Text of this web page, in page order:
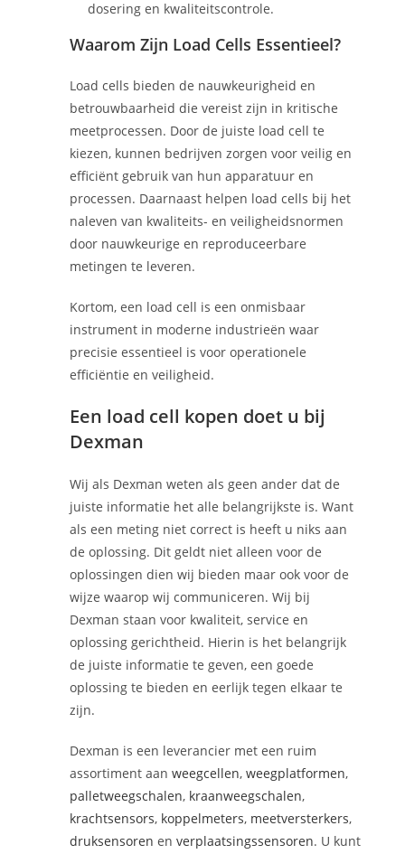
dosering en kwaliteitscontrole.
Waarom Zijn Load Cells Essentieel?
Load cells bieden de nauwkeurigheid en
betrouwbaarheid die vereist zijn in kritische
meetprocessen. Door de juiste load cell te
kiezen, kunnen bedrijven zorgen voor veilig en
efficiënt gebruik van hun apparatuur en
processen. Daarnaast helpen load cells bij het
naleven van kwaliteits- en veiligheidsnormen
door nauwkeurige en reproduceerbare
metingen te leveren.
Kortom, een load cell is een onmisbaar
instrument in moderne industrieën waar
precisie essentieel is voor operationele
efficiëntie en veiligheid.
Een load cell kopen doet u bij
Dexman
Wij als Dexman weten als geen ander dat de
juiste informatie het alle belangrijkste is. Want
als een meting niet correct is heeft u niks aan
de oplossing. Dit geldt niet alleen voor de
oplossingen dien wij bieden maar ook voor de
wijze waarop wij communiceren. Wij bij
Dexman staan voor kwaliteit, service en
oplossing gerichtheid. Hierin is het belangrijk
de juiste informatie te geven, een goede
oplossing te bieden en eerlijk tegen elkaar te
zijn.
Dexman is een leverancier met een ruim
assortiment aanweegcellen,weegplatformen,
palletweegschalen, kraanweegschalen,
krachtsensors, koppelmeters, meetversterkers,
druksensoren enverplaatsingssensoren. U kunt